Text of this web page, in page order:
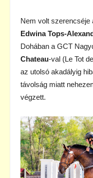
Nem volt szerencséje
Edwina Tops-
Dohában a GCT
Chateau-val (Le Tot
az utolsó akadályig
távolság miatt
végzett.